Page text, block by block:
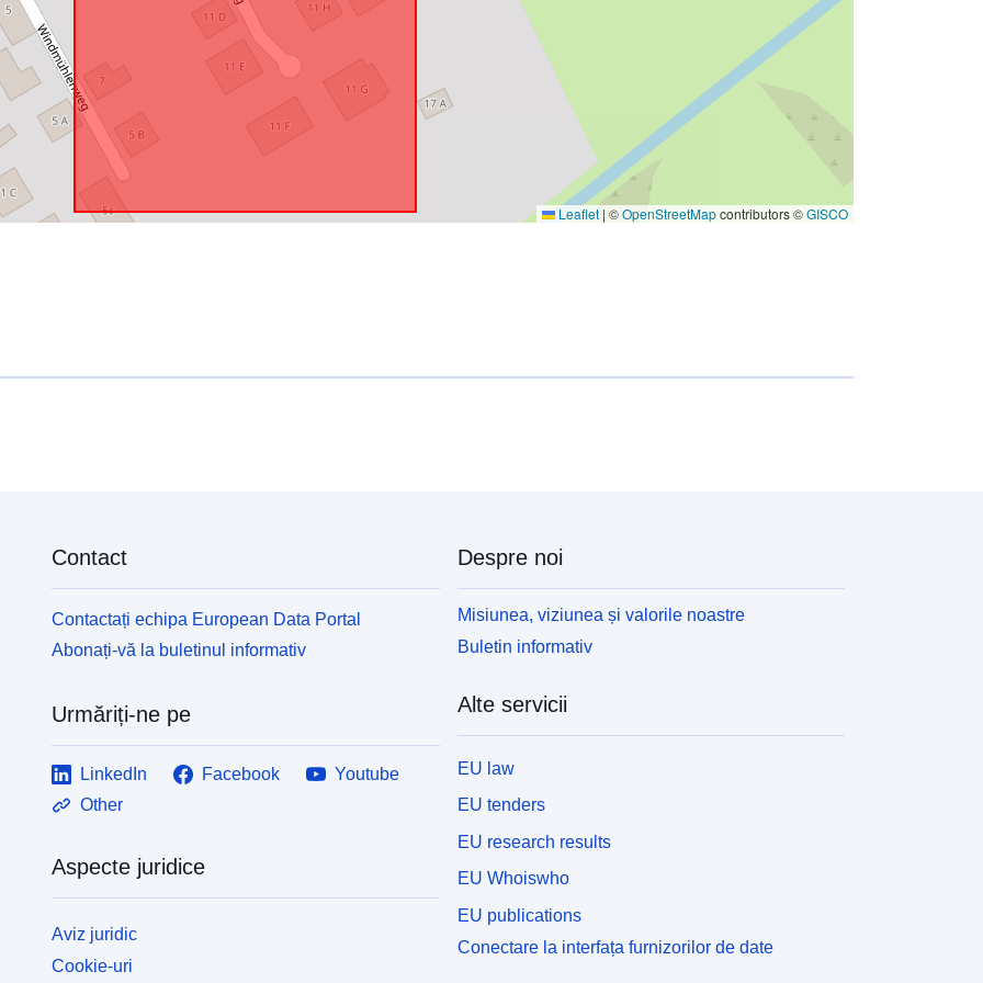
Leaflet | ©OpenStreetMapcontributors ©GISCO
Contact
Contactați echipa European Data Portal
Abonați-vă la buletinul informativ
Urmăriți-ne pe
LinkedIn Facebook
Youtube
Other
Aspecte juridice
Aviz juridic
Cookie-uri
Despre noi
Misiunea, viziunea și valorile noastre
Buletin informativ
Alte servicii
EU law
EU tenders
EU research results
EU Whoiswho
EU publications
Conectare la interfața furnizorilor de date